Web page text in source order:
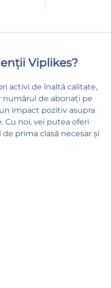
Viplikes?
activi de înaltă calitate,
numărul de abonați pe
impact pozitiv asupra
Cu noi, vei putea oferi
prima clasă necesar și